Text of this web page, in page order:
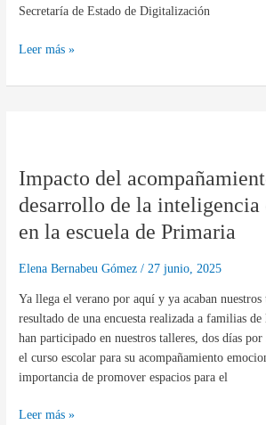
Secretaría de Estado de Digitalización
Leer más »
Impacto del
desarrollo de la inteligencia
en la escuela de Primaria
Elena Bernabeu Gómez/ 27 junio, 2025
Ya llega el verano por aquí y ya acaban nuestros
resultado de una encuesta realizada a familias
han participado en nuestros talleres, dos días
el curso escolar para su acompañamiento
importancia de promover espacios para el
acompañamiento
para
el
desarrollo
la
inteligencia
emocional
en
la
escuela
Primaria
Leer más »